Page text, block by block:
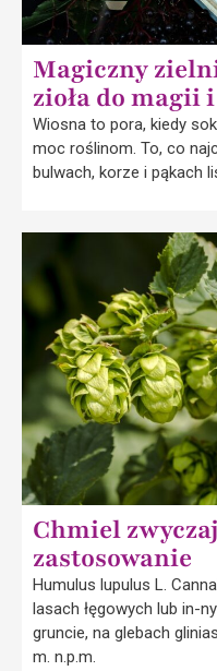
Magiczny
zioła do magii
Wiosna to pora, kiedy
moc roślinom. To, co
bulwach, korze i pąkach
Chmiel
zastosowanie
Humulus lupulus L.
lasach łęgowych lub in-
gruncie, na glebach
m. n.p.m.